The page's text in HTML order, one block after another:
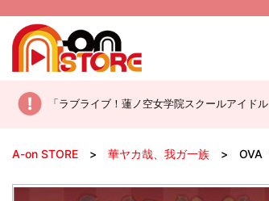
「ラブライブ！蓮ノ空女学院スクールアイド
A-on STORE 華ヤカ哉、我ガ一族 OVA